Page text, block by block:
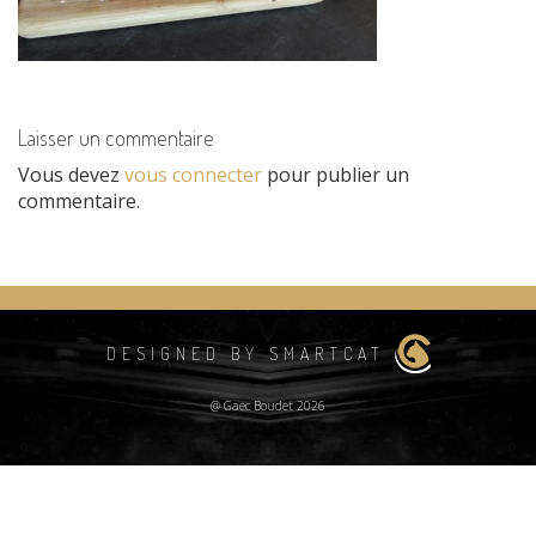
Laisser un commentaire
Vous devez vous connecter pour publier un
commentaire.
DESIGNED BY SMARTCAT
@ Gaec Boudet 2026